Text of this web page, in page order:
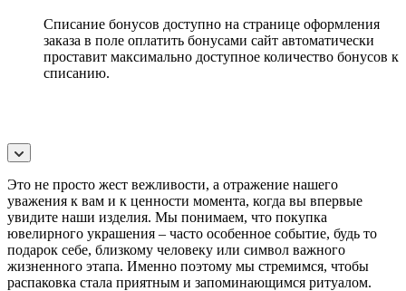
Списание бонусов доступно на странице оформления
заказа в поле оплатить бонусами сайт автоматически
проставит максимально доступное количество бонусов к
списанию.
Это не просто жест вежливости, а отражение нашего
уважения к вам и к ценности момента, когда вы впервые
увидите наши изделия. Мы понимаем, что покупка
ювелирного украшения – часто особенное событие, будь то
подарок себе, близкому человеку или символ важного
жизненного этапа. Именно поэтому мы стремимся, чтобы
распаковка стала приятным и запоминающимся ритуалом.